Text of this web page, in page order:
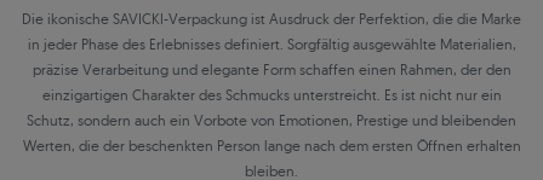
Die ikonische SAVICKI-Verpackung ist Ausdruck der Perfektion, die die Marke
in jeder Phase des Erlebnisses definiert. Sorgfältig ausgewählte Materialien,
präzise Verarbeitung und elegante Form schaffen einen Rahmen, der den
einzigartigen Charakter des Schmucks unterstreicht. Es ist nicht nur ein
Schutz, sondern auch ein Vorbote von Emotionen, Prestige und bleibenden
Werten, die der beschenkten Person lange nach dem ersten Öffnen erhalten
bleiben.